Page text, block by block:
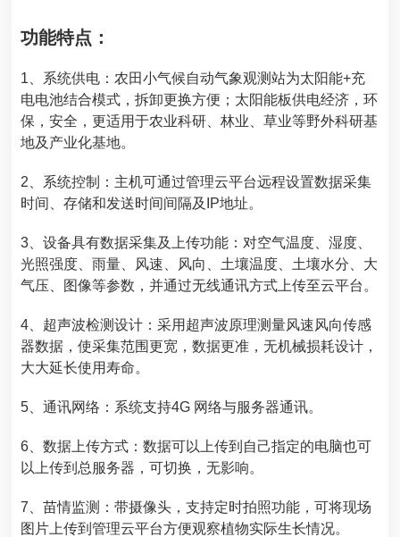
功能特点：
1、系统供电：农田小气候自动气象观测站为太阳能+充
电电池结合模式，拆卸更换方便；太阳能板供电经济，环
保，安全，更适用于农业科研、林业、草业等野外科研基
地及产业化基地。
2、系统控制：主机可通过管理云平台远程设置数据采集
时间、存储和发送时间间隔及IP地址。
3、设备具有数据采集及上传功能：对空气温度、湿度、
光照强度、雨量、风速、风向、土壤温度、土壤水分、大
气压、图像等参数，并通过无线通讯方式上传至云平台。
4、超声波检测设计：采用超声波原理测量风速风向传感
器数据，使采集范围更宽，数据更准，无机械损耗设计，
大大延长使用寿命。
5、通讯网络：系统支持4G 网络与服务器通讯。
6、数据上传方式：数据可以上传到自己指定的电脑也可
以上传到总服务器，可切换，无影响。
7、苗情监测：带摄像头，支持定时拍照功能，可将现场
图片上传到管理云平台方便观察植物实际生长情况。